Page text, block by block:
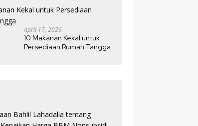
April 17, 2026
10 Makanan Kekal untuk
Persediaan Rumah Tangga